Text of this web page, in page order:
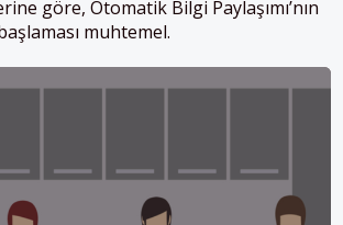
göre, Otomatik Bilgi Paylaşımı’nın
muhtemel.